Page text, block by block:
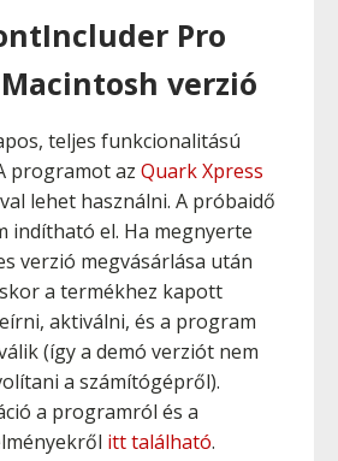
Pro
verzió
teljes funkcionalitású
programot az Quark Xpress
lehet használni. A próbaidő
indítható el. Ha megnyerte
verzió megvásárlása után
a termékhez kapott
aktiválni, és a program
(így a demó verziót nem
a számítógépről).
a programról és a
itt található.